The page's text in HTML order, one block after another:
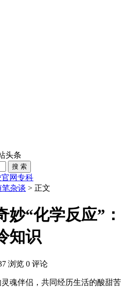
头条
网专科
笔杂谈 > 正文
妙“化学反应”：
知识
浏览 0 评论
魂伴侣，共同经历生活的酸甜苦